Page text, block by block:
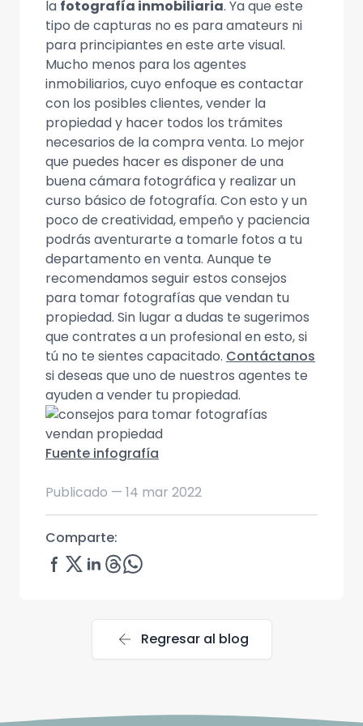
la fotografía inmobiliaria. Ya que este
tipo de capturas no es para amateurs ni
para principiantes en este arte visual.
Mucho menos para los agentes
inmobiliarios, cuyo enfoque es contactar
con los posibles clientes, vender la
propiedad y hacer todos los trámites
necesarios de la compra venta. Lo mejor
que puedes hacer es disponer de una
buena cámara fotográfica y realizar un
curso básico de fotografía. Con esto y un
poco de creatividad, empeño y paciencia
podrás aventurarte a tomarle fotos a tu
departamento en venta. Aunque te
recomendamos seguir estos consejos
para tomar fotografías que vendan tu
propiedad. Sin lugar a dudas te sugerimos
que contrates a un profesional en esto, si
tú no te sientes capacitado. Contáctanos
si deseas que uno de nuestros agentes te
ayuden a vender tu propiedad.
Fuente infografía
Publicado — 14 mar 2022
Comparte:
arrow_back Regresar al blog